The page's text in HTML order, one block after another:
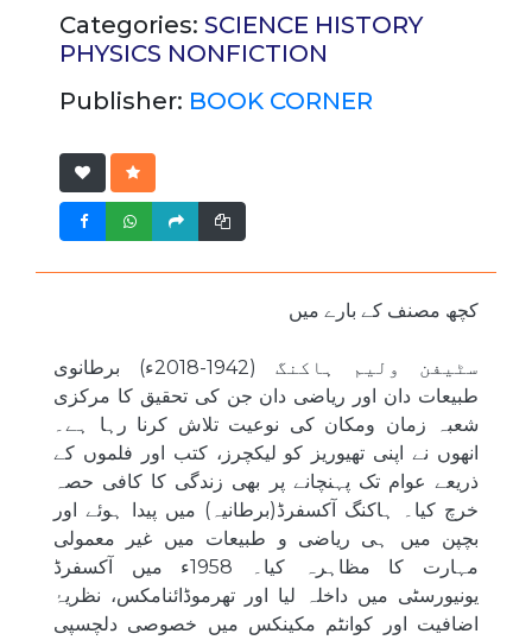
Categories: SCIENCE HISTORY
PHYSICS NONFICTION
Publisher: BOOK CORNER
کچھ مصنف کے بارے میں
سٹیفن ولیم ہاکنگ (1942-2018ء) برطانوی
طبیعات دان اور ریاضی دان جن کی تحقیق کا مرکزی
شعبہ زمان ومکان کی نوعیت تلاش کرنا رہا ہے۔
انھوں نے اپنی تھیوریز کو لیکچرز، کتب اور فلموں کے
ذریعے عوام تک پہنچانے پر بھی زندگی کا کافی حصہ
خرچ کیا۔ ہاکنگ آکسفرڈ(برطانیہ) میں پیدا ہوئے اور
بچپن میں ہی ریاضی و طبیعات میں غیر معمولی
مہارت کا مظاہرہ کیا۔ 1958ء میں آکسفرڈ
یونیورسٹی میں داخلہ لیا اور تھرموڈائنامکس، نظریۂ
اضافیت اور کوانٹم مکینکس میں خصوصی دلچسپی